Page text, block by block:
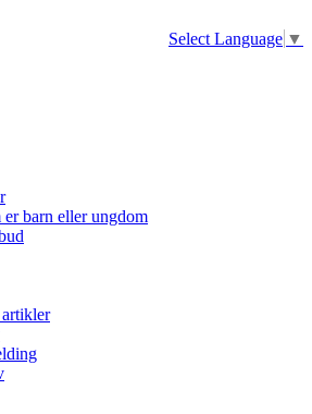
Select Language ▼
er barn eller ungdom